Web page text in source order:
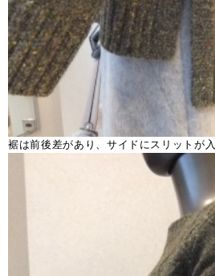
裾は前後差があり、サイドにスリットが入